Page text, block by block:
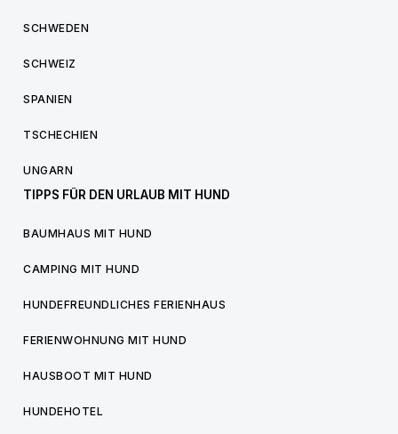
SCHWEDEN
SCHWEIZ
SPANIEN
TSCHECHIEN
UNGARN
TIPPS FÜR DEN URLAUB MIT HUND
BAUMHAUS MIT HUND
CAMPING MIT HUND
HUNDEFREUNDLICHES FERIENHAUS
FERIENWOHNUNG MIT HUND
HAUSBOOT MIT HUND
HUNDEHOTEL